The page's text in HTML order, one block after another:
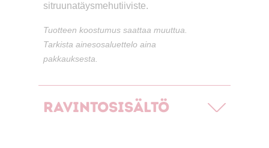
sitruunatäysmehutiiviste.
Tuotteen koostumus saattaa muuttua.
Tarkista ainesosaluettelo aina
pakkauksesta.
Ravintosisältö